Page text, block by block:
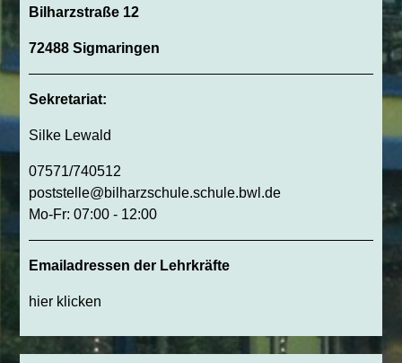
Bilharzstraße 12
72488 Sigmaringen
Sekretariat:
Silke Lewald
07571/740512
poststelle@bilharzschule.schule.bwl.de
Mo-Fr: 07:00 - 12:00
Emailadressen der Lehrkräfte
hier klicken